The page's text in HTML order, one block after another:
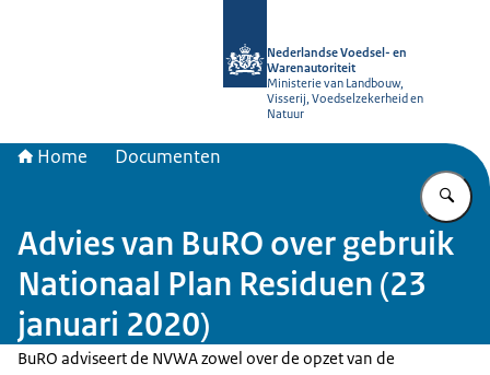
Nederlandse Voedsel- en
Warenautoriteit
Ministerie van Landbouw,
Visserij, Voedselzekerheid en
Natuur
Home Documenten
Advies van BuRO over gebruik
Nationaal Plan Residuen (23
januari 2020)
BuRO adviseert de NVWA zowel over de opzet van de